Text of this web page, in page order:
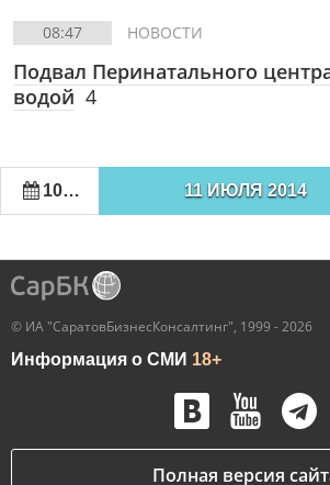
08:47 НОВОСТИ
Подвал Перинатального
водой 4
10 ИЮЛЯ 2014 11 ИЮЛЯ 2014
© ИА "СаратовБизнесКонсалтинг", 1999 - 2026
Информация о СМИ 18+
Полная версия